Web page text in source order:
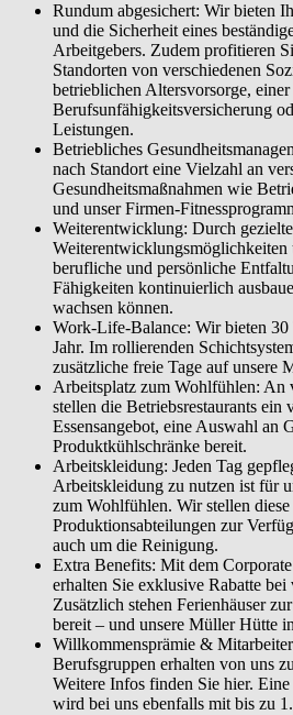
Rundum abgesichert: Wir bieten
und die Sicherheit eines
Arbeitgebers. Zudem profitieren
Standorten von verschiedenen
betrieblichen Altersvorsorge, einer
Berufsunfähigkeitsversicherung
Leistungen.
Betriebliches
nach Standort eine Vielzahl an
Gesundheitsmaßnahmen wie
und unser Firmen-
Weiterentwicklung: Durch gezielte
Weiterentwicklungsmöglichkeiten
berufliche und persönliche
Fähigkeiten kontinuierlich
wachsen können.
Work-Life-Balance: Wir bieten
Jahr. Im rollierenden
zusätzliche freie Tage auf unsere
Arbeitsplatz zum Wohlfühlen: An
stellen die Betriebsrestaurants ein
Essensangebot, eine Auswahl an
Produktkühlschränke bereit.
Arbeitskleidung: Jeden Tag
Arbeitskleidung zu nutzen ist für
zum Wohlfühlen. Wir stellen diese
Produktionsabteilungen zur
auch um die Reinigung.
Extra Benefits: Mit dem
erhalten Sie exklusive Rabatte bei
Zusätzlich stehen Ferienhäuser
bereit – und unsere Müller Hütte
Willkommensprämie &
Berufsgruppen erhalten von uns
Weitere Infos finden Sie hier.
wird bei uns ebenfalls mit bis zu